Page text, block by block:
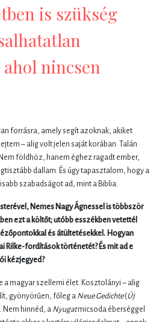
is szükség
nincsen
forrásra, amely segít azoknak, akiket
– alig volt jelen saját korában. Talán
földhöz, hanem éghez ragadt ember,
dallam. És úgy tapasztalom, hogy a
szabadságot ad, mint a Biblia.
Nemes Nagy Ágnessel is többször
ezt a költőt; utóbb esszékben vetettél
és átültetésekkel. Hogyan
Rilke-fordítások történetét? És mit ad e
kézjegyed?
a magyar szellemi élet. Kosztolányi – alig
gyönyörűen, főleg a Neue Gedichte(Új
Nem hinnéd, a Nyugatmicsoda éberséggel